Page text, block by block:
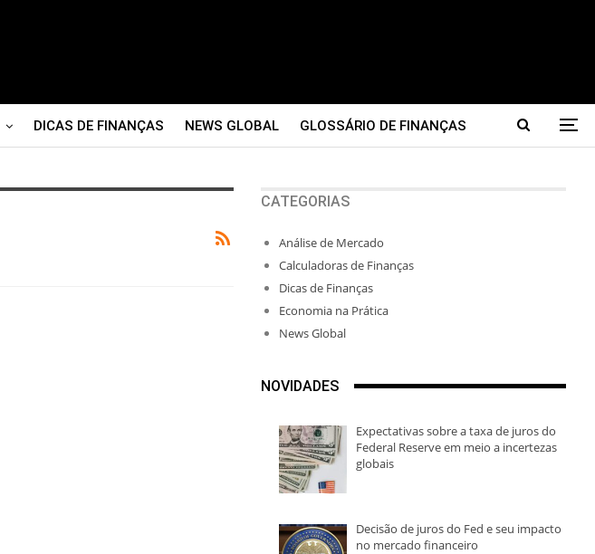
DICAS DE FINANÇAS NEWS GLOBAL GLOSSÁRIO DE FINANÇAS
CATEGORIAS
Análise de Mercado
Calculadoras de Finanças
Dicas de Finanças
Economia na Prática
News Global
NOVIDADES
Expectativas sobre a taxa de juros do
Federal Reserve em meio a incertezas
globais
Decisão de juros do Fed e seu impacto
no mercado financeiro